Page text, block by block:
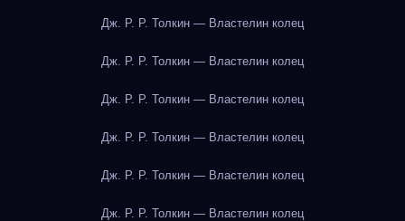
Дж. Р. Р. Толкин — Властелин колец
Дж. Р. Р. Толкин — Властелин колец
Дж. Р. Р. Толкин — Властелин колец
Дж. Р. Р. Толкин — Властелин колец
Дж. Р. Р. Толкин — Властелин колец
Дж. Р. Р. Толкин — Властелин колец